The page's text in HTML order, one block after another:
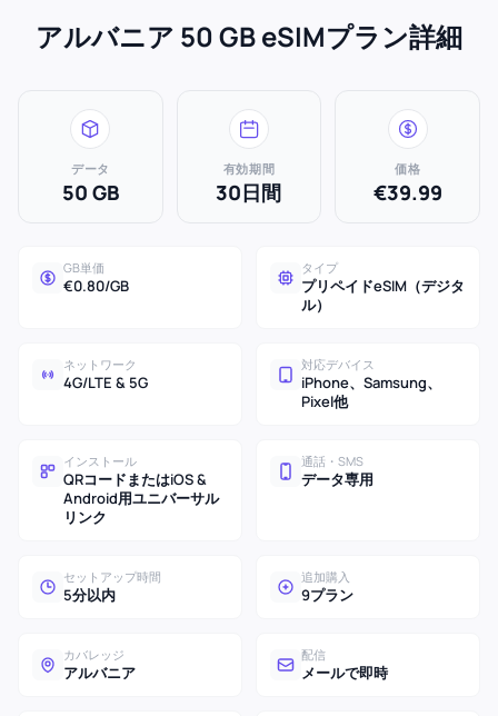
アルバニア 50 GB eSIMプラン詳細
データ
50 GB
有効期間
30日間
価格
€39.99
GB単価
€0.80/GB
タイプ
プリペイドeSIM（デジタ
ル）
ネットワーク
4G/LTE & 5G
対応デバイス
iPhone、Samsung、
Pixel他
インストール
QRコードまたはiOS &
Android用ユニバーサル
リンク
通話・SMS
データ専用
セットアップ時間
5分以内
追加購入
9プラン
カバレッジ
アルバニア
配信
メールで即時